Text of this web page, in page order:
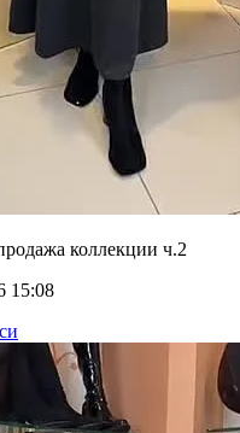
коллекции ч.2
15:08